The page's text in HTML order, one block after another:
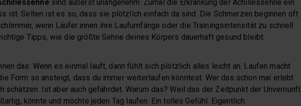
sind äußerst unangenehm. Zumal die Erkrankung der Achillessehne ein
ist. Selten ist es so, dass sie plötzlich einfach da sind. Die Schmerzen beginnen oft
wenn Läufer:innen ihre Laufumfänge oder die Trainingsintensität zu schnell
Tipps, wie die größte Sehne deines Körpers dauerhaft gesund bleibt.
das: Wenn es einmal läuft, dann fühlt sich plötzlich alles leicht an. Laufen macht
Form so ansteigt, dass du immer weiterlaufen könntest. Wer das schon mal erlebt
schätzen. Ist aber auch gefährdet. Warum das? Weil das der Zeitpunkt der Unvernunft
könnte und möchte jeden Tag laufen. Ein tolles Gefühl. Eigentlich.